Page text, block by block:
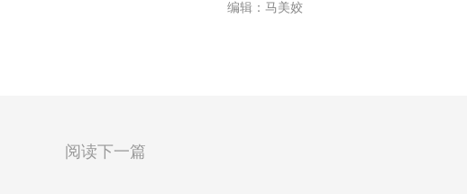
编辑：马美姣
阅读下一篇